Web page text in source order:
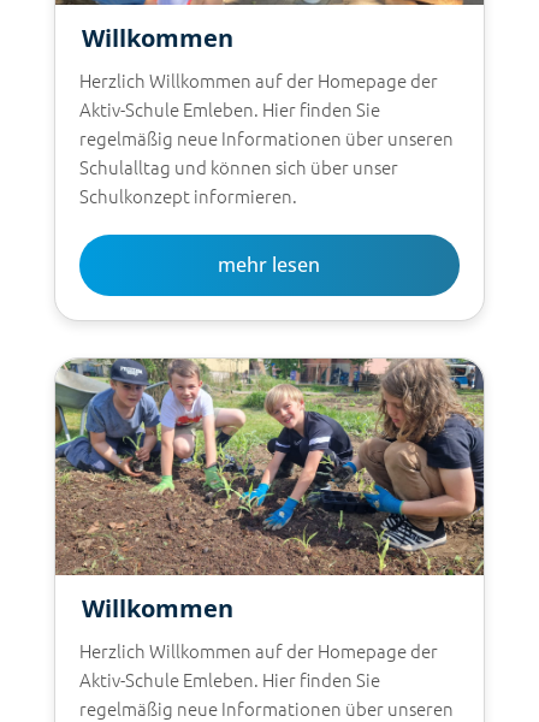
Willkommen
Herzlich Willkommen auf der Homepage der
Aktiv-Schule Emleben. Hier finden Sie
regelmäßig neue Informationen über unseren
Schulalltag und können sich über unser
Schulkonzept informieren.
mehr lesen
Willkommen
Herzlich Willkommen auf der Homepage der
Aktiv-Schule Emleben. Hier finden Sie
regelmäßig neue Informationen über unseren